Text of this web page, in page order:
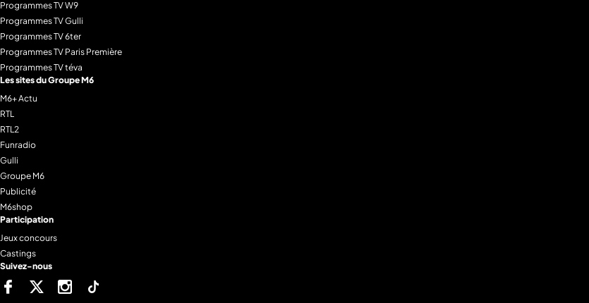
Programmes TV W9
Programmes TV Gulli
Programmes TV 6ter
Programmes TV Paris Première
Programmes TV téva
Les sites du Groupe M6
M6+ Actu
RTL
RTL2
Funradio
Gulli
Groupe M6
Publicité
M6shop
Participation
Jeux concours
Castings
Suivez-nous
FacebookTwitter Instagram